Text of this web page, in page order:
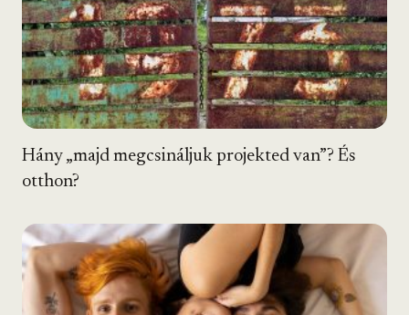
Hány „majd megcsináljuk projekted van”? És
otthon?